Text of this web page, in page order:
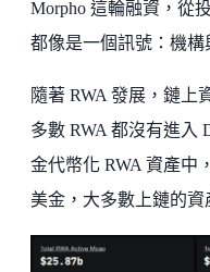
Morpho 這輪融資，從
都像是一個訊號：機構
隨著 RWA 發展，鏈上
多數 RWA 都沒有進入
金代幣化 RWA 資產中
美金，大多數上鏈的資